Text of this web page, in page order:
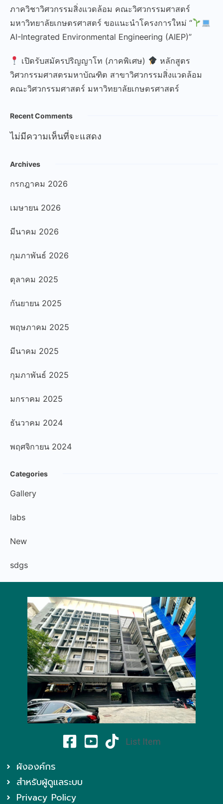
ภาควิชาวิศวกรรมสิ่งแวดล้อม คณะวิศวกรรมศาสตร์
มหาวิทยาลัยเกษตรศาสตร์ ขอแนะนำโครงการใหม่ “
AI-Integrated Environmental Engineering (AIEP)”
เปิดรับสมัครปริญญาโท (ภาคพิเศษ)
หลักสูตร
วิศวกรรมศาสตรมหาบัณฑิต สาขาวิศวกรรมสิ่งแวดล้อม
คณะวิศวกรรมศาสตร์ มหาวิทยาลัยเกษตรศาสตร์
Recent Comments
ไม่มีความเห็นที่จะแสดง
Archives
กรกฎาคม 2026
เมษายน 2026
มีนาคม 2026
กุมภาพันธ์ 2026
ตุลาคม 2025
กันยายน 2025
พฤษภาคม 2025
มีนาคม 2025
กุมภาพันธ์ 2025
มกราคม 2025
ธันวาคม 2024
พฤศจิกายน 2024
Categories
Gallery
labs
New
sdgs
List Item
ผังองค์กร
สำหรับผู้ดูแลระบบ
Privacy Policy